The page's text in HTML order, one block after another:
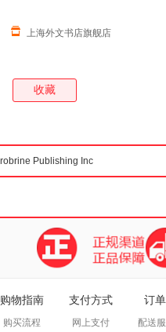
上海外文书店旗舰店
收藏
购物指南
购买流程
支付方式
网上支付
订
配送